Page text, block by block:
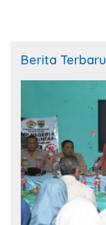
Berita Terbaru